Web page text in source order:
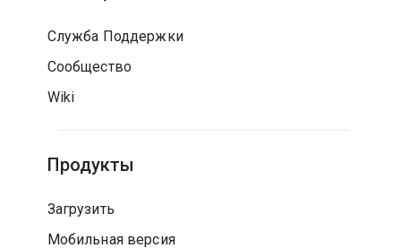
Служба Поддержки
Сообщество
Wiki
Продукты
Загрузить
Мобильная версия